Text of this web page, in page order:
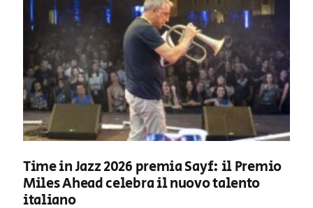
Time in Jazz 2026 premia Sayf: il Premio
Miles Ahead celebra il nuovo talento
italiano